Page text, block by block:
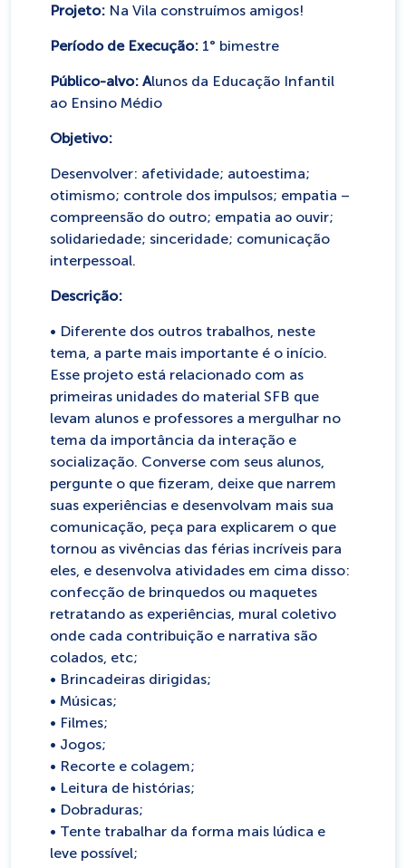
Projeto: Na Vila construímos amigos!
Período de Execução: 1° bimestre
Público-alvo: Alunos da Educação Infantil
ao Ensino Médio
Objetivo:
Desenvolver: afetividade; autoestima;
otimismo; controle dos impulsos; empatia –
compreensão do outro; empatia ao ouvir;
solidariedade; sinceridade; comunicação
interpessoal.
Descrição:
• Diferente dos outros trabalhos, neste
tema, a parte mais importante é o início.
Esse projeto está relacionado com as
primeiras unidades do material SFB que
levam alunos e professores a mergulhar no
tema da importância da interação e
socialização. Converse com seus alunos,
pergunte o que fizeram, deixe que narrem
suas experiências e desenvolvam mais sua
comunicação, peça para explicarem o que
tornou as vivências das férias incríveis para
eles, e desenvolva atividades em cima disso:
confecção de brinquedos ou maquetes
retratando as experiências, mural coletivo
onde cada contribuição e narrativa são
colados, etc;
• Brincadeiras dirigidas;
• Músicas;
• Filmes;
• Jogos;
• Recorte e colagem;
• Leitura de histórias;
• Dobraduras;
• Tente trabalhar da forma mais lúdica e
leve possível;